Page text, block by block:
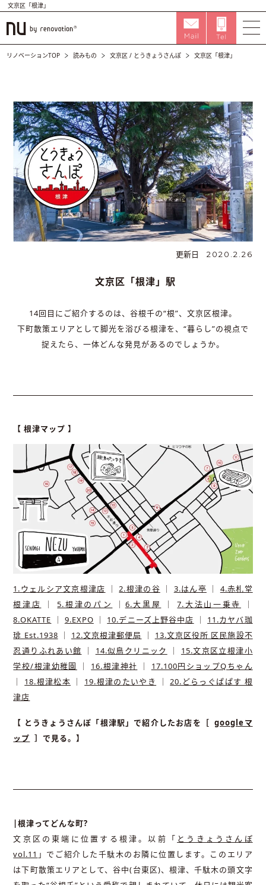
文京区「根津」
リノベーションTOP 読みもの 文京区 / とうきょうさんぽ 文京区「根津」
更新日 2020.2.26
文京区「根津」駅
14回目にご紹介するのは、谷根千の“根”、文京区根津。
下町散策エリアとして脚光を浴びる根津を、“暮らし”の視点で
捉えたら、一体どんな発見があるのでしょうか。
【 根津マップ 】
1.​ウェルシア文京根津店 ｜2.根津の谷 ｜ 3.はん亭 ｜ 4.赤札堂
根津店
｜5.根津のパン ｜ 6.​大黒屋 ｜7.大法山一乗寺
｜
8.OKATTE ｜ 9.EXPO ｜ 10.デニーズ上野谷中店 ｜ 11.カヤバ珈
琲 Est.1938 ｜ 12.文京根津郵便局 ｜ 13.文京区役所 区民施設不
忍通りふれあい館 ｜ 14.似鳥クリニック ｜ 15.文京区立根津小
学校/根津幼稚園
｜ 16.根津神社 ｜ 17.100円ショップQちゃん
｜ 18.根津松本 ｜ 19.根津のたいやき ｜20.どらっぐぱぱす 根
津店
【 とうきょうさんぽ「根津駅」で紹介したお店を［googleマ
ップ ］で見る。】
|根津ってどんな町?
文京区の東端に位置する根津。以前「 とうきょうさんぽ
vol.11 」でご紹介した千駄木のお隣に位置します。このエリア
は下町散策エリアとして、谷中(台東区)、根津、千駄木の頭文字